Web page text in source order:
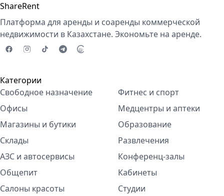
ShareRent
Платформа для аренды и соаренды коммерческой
недвижимости в Казахстане. Экономьте на аренде.
Категории
Свободное назначение
Офисы
Магазины и бутики
Склады
АЗС и автосервисы
Общепит
Салоны красоты
Фитнес и спорт
Медцентры и аптеки
Образование
Развлечения
Конференц-залы
Кабинеты
Студии